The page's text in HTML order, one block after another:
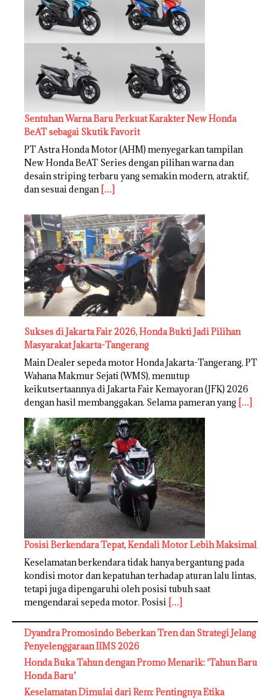
Sentuhan Warna Baru Perkuat Karakter New Honda
BeAT sebagai Skutik Favorit
PT Astra Honda Motor (AHM) menyegarkan tampilan
New Honda BeAT Series dengan pilihan warna dan
desain striping terbaru yang semakin modern, atraktif,
dan sesuai dengan […]
Sukses di Jakarta Fair 2026, Honda Bukti Jadi Pilihan
Masyarakat Jakarta-Tangerang
Main Dealer sepeda motor Honda Jakarta-Tangerang, PT
Wahana Makmur Sejati (WMS), menutup
keikutsertaannya di Jakarta Fair Kemayoran (JFK) 2026
dengan hasil membanggakan. Selama pameran yang […]
Posisi Berkendara Tepat, Kendali Motor Lebih Maksimal
Keselamatan berkendara tidak hanya bergantung pada
kondisi motor dan kepatuhan terhadap aturan lalu lintas,
tetapi juga dipengaruhi oleh posisi tubuh saat
mengendarai sepeda motor. Posisi […]
Dyandra Promosindo Beberkan Tren dan Strategi Jelang
Penyelenggaraan IIMS 2026
Honda Buka Tahun dengan Promo Menarik: ‘Tahun Baru
Honda Baru’
Keselamatan Dimulai dari Rem: Pentingnya Etika